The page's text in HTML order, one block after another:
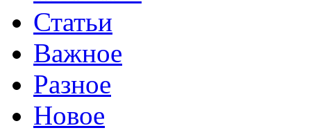
Статьи
Важное
Разное
Новое